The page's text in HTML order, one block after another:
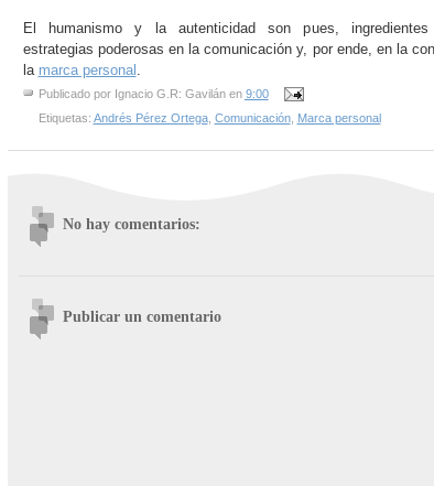
El humanismo y la autenticidad son pues,
estrategias poderosas en la comunicación y, por ende, en la
la marca personal
Publicado por Ignacio G.R: Gavilán en 9:00
Etiquetas: Andrés Pérez Ortega, Comunicación, Marca personal
No hay comentarios:
Publicar un comentario